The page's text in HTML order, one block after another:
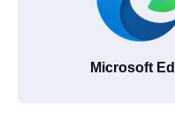
Microsoft